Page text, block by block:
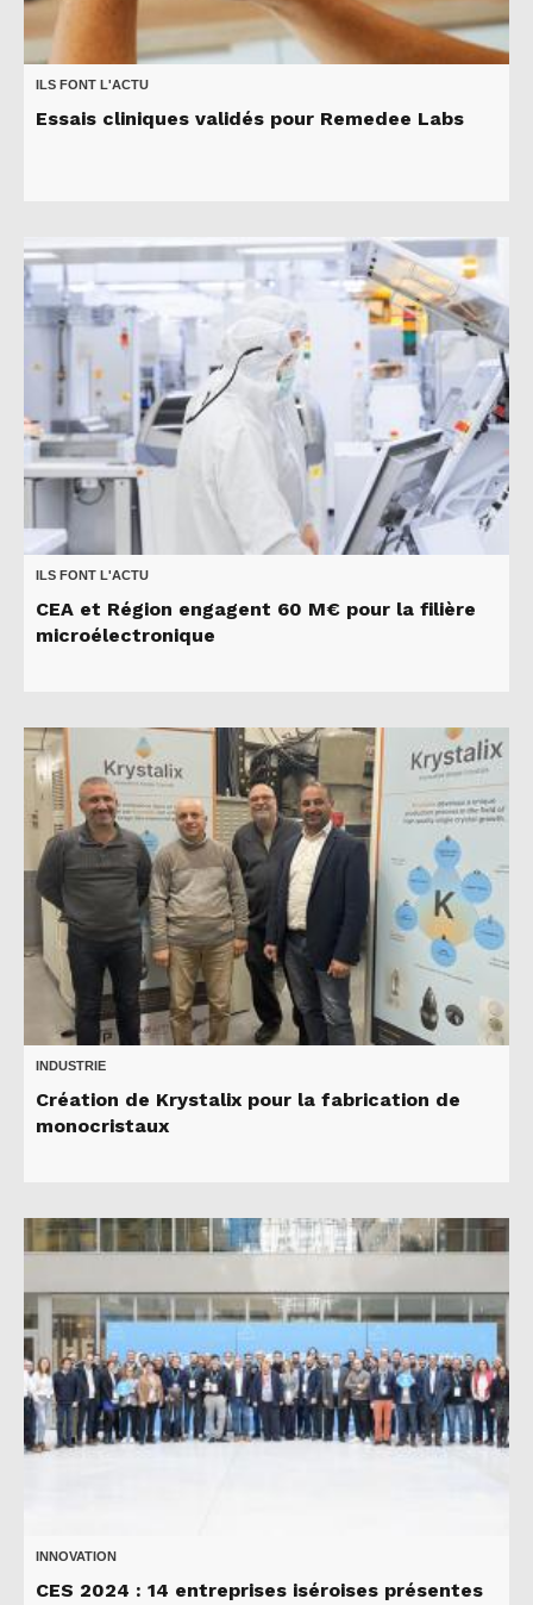
ILS FONT L'ACTU
Essais cliniques validés pour Remedee Labs
ILS FONT L'ACTU
CEA et Région engagent 60 M€ pour la filière
microélectronique
INDUSTRIE
Création de Krystalix pour la fabrication de
monocristaux
INNOVATION
CES 2024 : 14 entreprises iséroises présentes